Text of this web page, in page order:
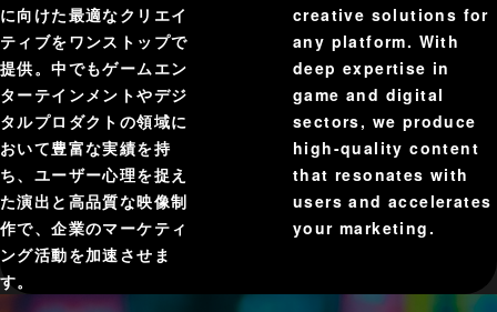
に向けた最適なクリエイ
ティブをワンストップで
提供。中でもゲームエン
ターテインメントやデジ
タルプロダクトの領域に
おいて豊富な実績を持
ち、ユーザー心理を捉え
た演出と高品質な映像制
作で、企業のマーケティ
ング活動を加速させま
す。
creative solutions for
any platform. With
deep expertise in
game and digital
sectors, we produce
high-quality content
that resonates with
users and accelerates
your marketing.